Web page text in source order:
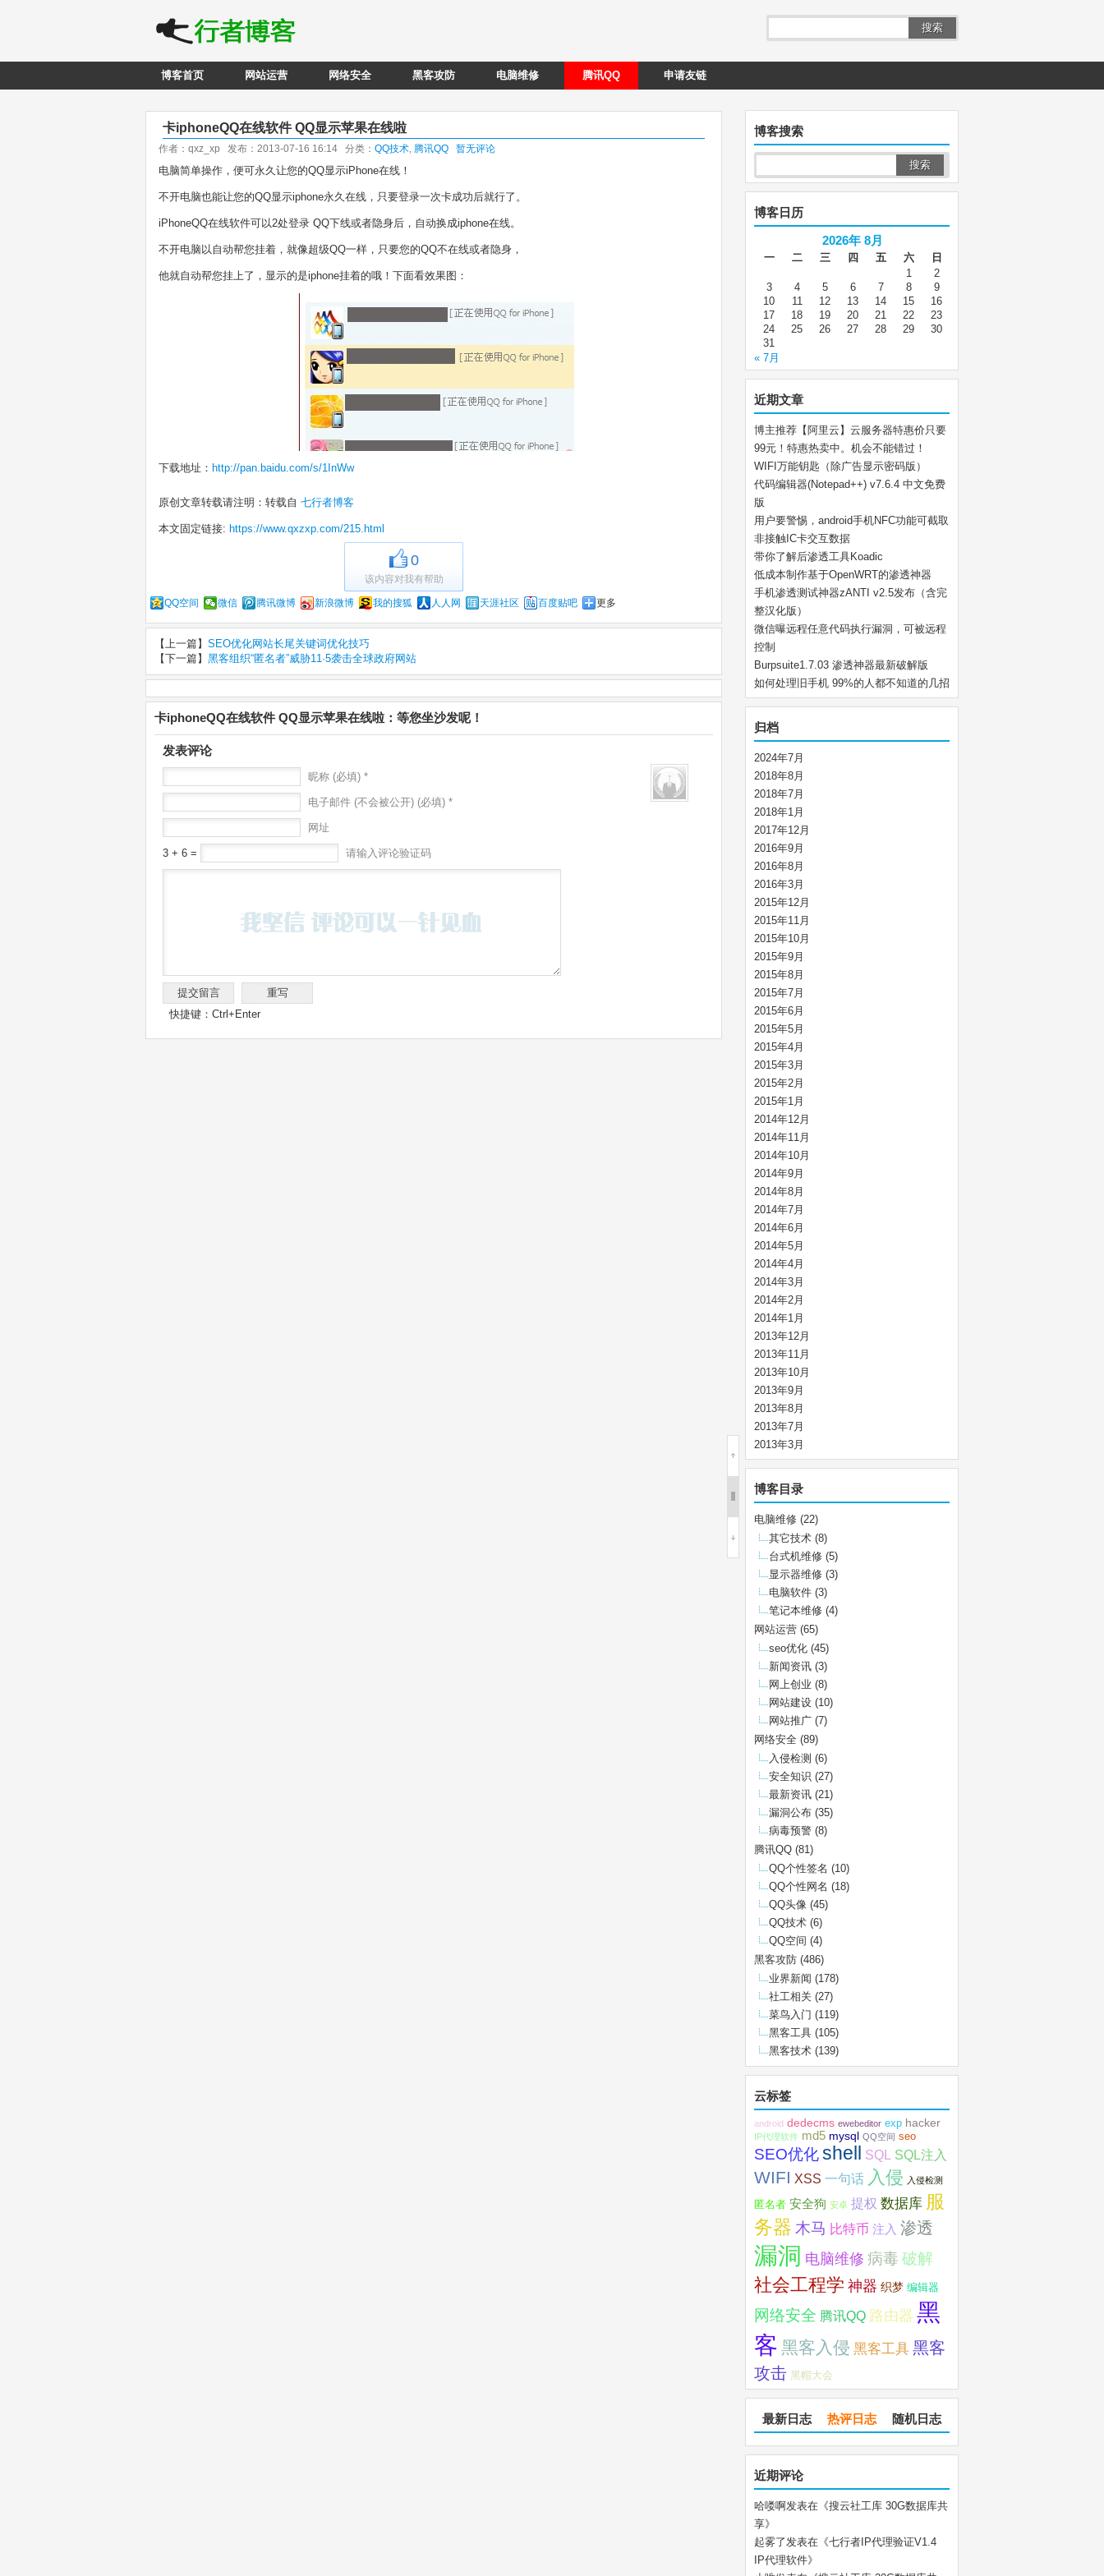
搜索
博客首页 网站运营 网络安全 黑客攻防 电脑维修 腾讯QQ 申请友链
卡iphoneQQ在线软件 QQ显示苹果在线啦
作者：qxz_xp 发布：2013-07-16 16:14 分类： QQ技术, 腾讯QQ 暂无评论
电脑简单操作，便可永久让您的QQ显示iPhone在线！
不开电脑也能让您的QQ显示iphone永久在线，只要登录一次卡成功后就行了。
iPhoneQQ在线软件可以2处登录 QQ下线或者隐身后，自动换成iphone在线。
不开电脑以自动帮您挂着，就像超级QQ一样，只要您的QQ不在线或者隐身，
他就自动帮您挂上了，显示的是iphone挂着的哦！下面看效果图：
下载地址： http://pan.baidu.com/s/1InWw
原创文章转载请注明：转载自 七行者博客
本文固定链接: https://www.qxzxp.com/215.html
0
该内容对我有帮助
QQ空间 微信 腾讯微博 新浪微博 我的搜狐 人人网 天涯社区 百度贴吧 更多
【上一篇】 SEO优化网站长尾关键词优化技巧
【下一篇】 黑客组织“匿名者”威胁11·5袭击全球政府网站
卡iphoneQQ在线软件 QQ显示苹果在线啦：等您坐沙发呢！
发表评论
昵称 (必填) *
电子邮件 (不会被公开) (必填) *
网址
3 + 6 = 请输入评论验证码
快捷键：Ctrl+Enter
博客搜索
博客日历
2026年 8月
一 二 三 四 五 六
日
1
2
3
4 5 6 7 8
9
10
11 12 13 14 15
16
17
18 19 20 21 22
23
24
25 26 27 28 29
30
31
« 7月
近期文章
博主推荐【阿里云】云服务器特惠价只要
99元！特惠热卖中。机会不能错过！
WIFI万能钥匙（除广告显示密码版）
代码编辑器(Notepad++) v7.6.4 中文免费
版
用户要警惕，android手机NFC功能可截取
非接触IC卡交互数据
带你了解后渗透工具Koadic
低成本制作基于OpenWRT的渗透神器
手机渗透测试神器zANTI v2.5发布（含完
整汉化版）
微信曝远程任意代码执行漏洞，可被远程
控制
Burpsuite1.7.03 渗透神器最新破解版
如何处理旧手机 99%的人都不知道的几招
归档
2024年7月
2018年8月
2018年7月
2018年1月
2017年12月
2016年9月
2016年8月
2016年3月
2015年12月
2015年11月
2015年10月
2015年9月
2015年8月
2015年7月
2015年6月
2015年5月
2015年4月
2015年3月
2015年2月
2015年1月
2014年12月
2014年11月
2014年10月
2014年9月
2014年8月
2014年7月
2014年6月
2014年5月
2014年4月
2014年3月
2014年2月
2014年1月
2013年12月
2013年11月
2013年10月
2013年9月
2013年8月
2013年7月
2013年3月
博客目录
电脑维修 (22)
其它技术 (8)
台式机维修 (5)
显示器维修 (3)
电脑软件 (3)
笔记本维修 (4)
网站运营 (65)
seo优化 (45)
新闻资讯 (3)
网上创业 (8)
网站建设 (10)
网站推广 (7)
网络安全 (89)
入侵检测 (6)
安全知识 (27)
最新资讯 (21)
漏洞公布 (35)
病毒预警 (8)
腾讯QQ (81)
QQ个性签名 (10)
QQ个性网名 (18)
QQ头像 (45)
QQ技术 (6)
QQ空间 (4)
黑客攻防 (486)
业界新闻 (178)
社工相关 (27)
菜鸟入门 (119)
黑客工具 (105)
黑客技术 (139)
云标签
android dedecms ewebeditor exp hacker
IP代理软件 md5 mysql QQ空间 seo
SEO优化shell SQL SQL注入
WIFI XSS 一句话 入侵 入侵检测
匿名者 安全狗 安卓 提权 数据库 服
务器 木马 比特币 注入 渗透
漏洞 电脑维修 病毒 破解
社会工程学 神器 织梦 编辑器
网络安全 腾讯QQ 路由器 黑
客 黑客入侵 黑客工具 黑客
攻击 黑帽大会
最新日志 热评日志 随机日志
近期评论
哈喽啊发表在《搜云社工库 30G数据库共
享》
起雾了发表在《七行者IP代理验证V1.4
IP代理软件》